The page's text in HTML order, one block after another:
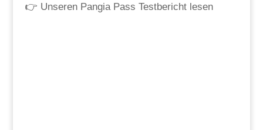
👉 Unseren Pangia Pass Testbericht lesen